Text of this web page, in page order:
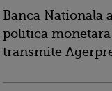
Banca Nationala
politica monetara
transmite